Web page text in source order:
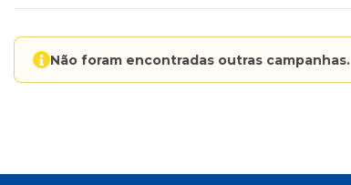
Não foram encontradas outras campanhas.